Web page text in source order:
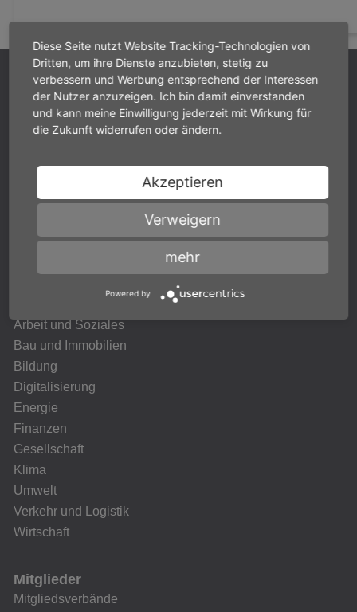
Home Mitglieder Mitgliedsverbände
Landes­verband
der Privat­kliniken in Hessen e. V.
Aktuelles
Positionen & Stellungnahmen
Standpunkte
Publikationen / Downloads
Arbeit und Soziales
Bau und Immobilien
Bildung
Digitalisierung
Energie
Finanzen
Gesellschaft
Klima
Umwelt
Verkehr und Logistik
Wirtschaft
Mitglieder
Mitgliedsverbände
Diese Seite nutzt Website Tracking-Technologien von
Dritten, um ihre Dienste anzubieten, stetig zu
verbessern und Werbung entsprechend der Interessen
der Nutzer anzuzeigen. Ich bin damit einverstanden
und kann meine Einwilligung jederzeit mit Wirkung für
die Zukunft widerrufen oder ändern.
Akzeptieren
Verweigern
mehr
Powered by